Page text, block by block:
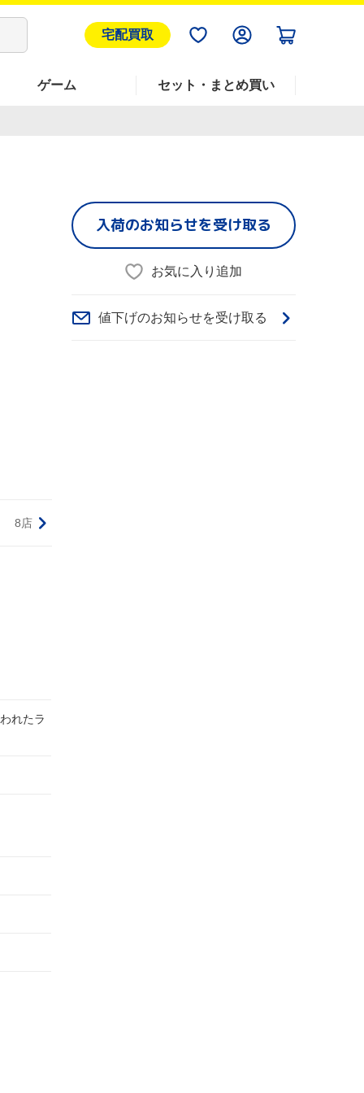
宅配買取
ゲーム セット・まとめ買い
8店
れたラ
入荷のお知らせを受け取る
お気に入り追加
値下げのお知らせを受け取る